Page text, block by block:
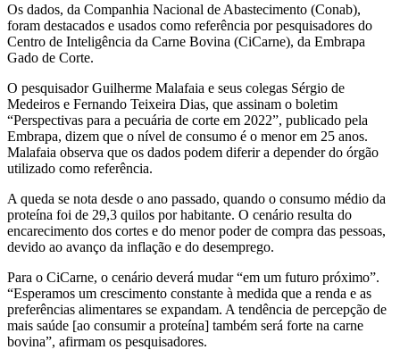
Os dados, da Companhia Nacional de Abastecimento (Conab),
foram destacados e usados como referência por pesquisadores do
Centro de Inteligência da Carne Bovina (CiCarne), da Embrapa
Gado de Corte.
O pesquisador Guilherme Malafaia e seus colegas Sérgio de
Medeiros e Fernando Teixeira Dias, que assinam o boletim
“Perspectivas para a pecuária de corte em 2022”, publicado pela
Embrapa, dizem que o nível de consumo é o menor em 25 anos.
Malafaia observa que os dados podem diferir a depender do órgão
utilizado como referência.
A queda se nota desde o ano passado, quando o consumo médio da
proteína foi de 29,3 quilos por habitante. O cenário resulta do
encarecimento dos cortes e do menor poder de compra das pessoas,
devido ao avanço da inflação e do desemprego.
Para o CiCarne, o cenário deverá mudar “em um futuro próximo”.
“Esperamos um crescimento constante à medida que a renda e as
preferências alimentares se expandam. A tendência de percepção de
mais saúde [ao consumir a proteína] também será forte na carne
bovina”, afirmam os pesquisadores.